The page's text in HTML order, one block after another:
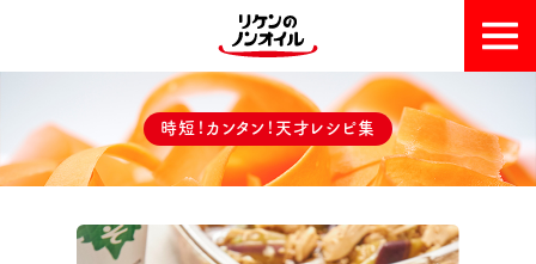
おいしい理由
天才レシピ集
時短！カンタン！天才レシピ集